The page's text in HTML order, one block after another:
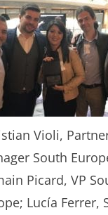
Violi,
South
Picard, VP
Lucía Ferrer,